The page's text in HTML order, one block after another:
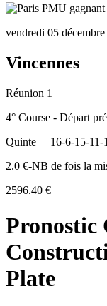
vendredi 05 décembre
Vincennes
Réunion 1
4° Course - Départ
Quinte
16-6-15-11-
2.0 €-NB de fois la
2596.40 €
Pronostic
Plate